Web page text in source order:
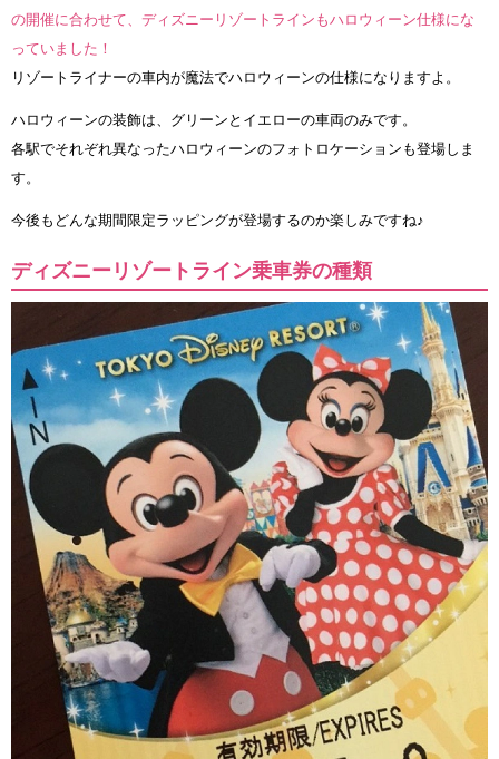
の開催に合わせて、ディズニーリゾートラインもハロウィーン仕様にな
っていました！
リゾートライナーの車内が魔法でハロウィーンの仕様になりますよ。
ハロウィーンの装飾は、グリーンとイエローの車両のみです。
各駅でそれぞれ異なったハロウィーンのフォトロケーションも登場しま
す。
今後もどんな期間限定ラッピングが登場するのか楽しみですね♪
ディズニーリゾートライン乗車券の種類